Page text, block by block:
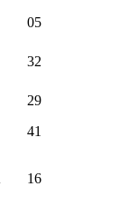
05
32
29
41
16